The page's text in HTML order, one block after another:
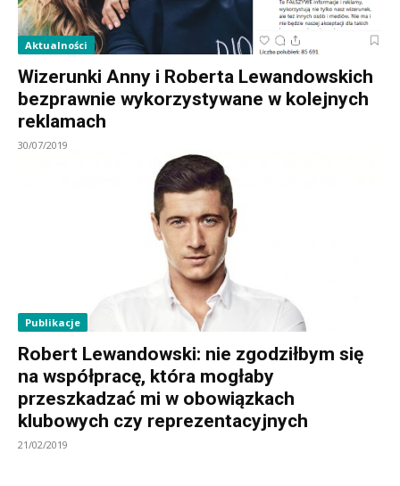
Aktualności
Wizerunki Anny i Roberta Lewandowskich
bezprawnie wykorzystywane w kolejnych
reklamach
30/07/2019
Publikacje
Robert Lewandowski: nie zgodziłbym się
na współpracę, która mogłaby
przeszkadzać mi w obowiązkach
klubowych czy reprezentacyjnych
21/02/2019